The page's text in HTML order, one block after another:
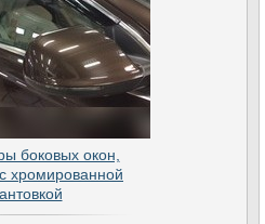
боковых окон,
хромированной